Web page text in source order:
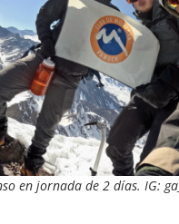
en jornada de 2 días. IG: